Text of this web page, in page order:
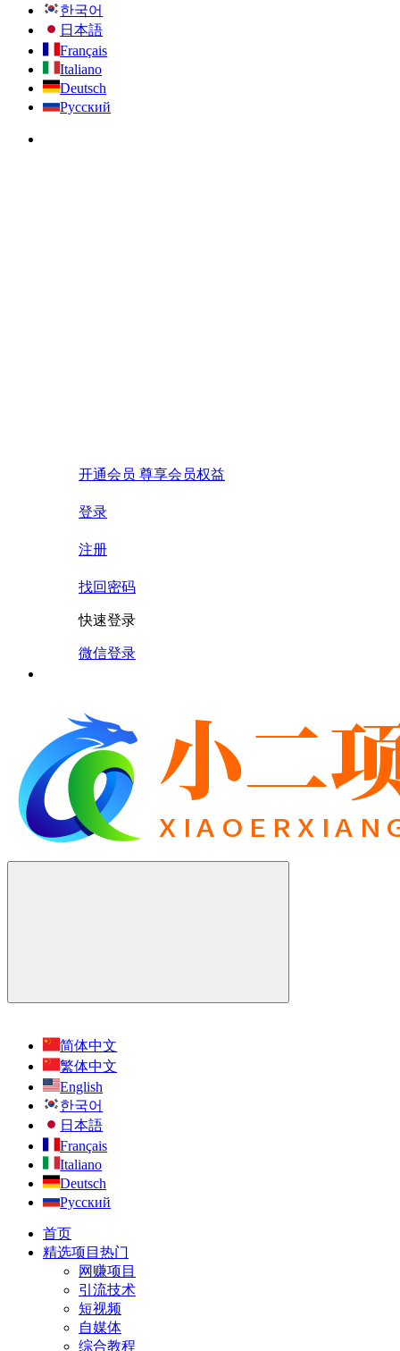
한국어
日本語
Français
Italiano
Deutsch
Русский
开通会员 尊享会员权益
登录
注册
找回密码
快速登录
微信登录
简体中文
繁体中文
English
한국어
日本語
Français
Italiano
Deutsch
Русский
首页
精选项目 热门
网赚项目
引流技术
短视频
自媒体
综合教程